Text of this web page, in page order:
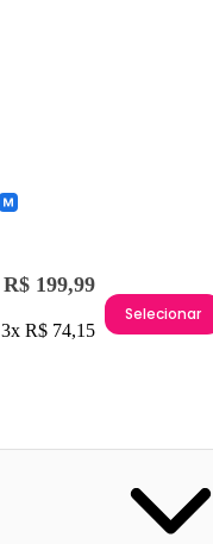
R$ 199,99
3x R$ 74,15
Selecionar